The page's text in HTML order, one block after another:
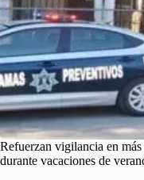
Refuerzan vigilancia en
durante vacaciones de